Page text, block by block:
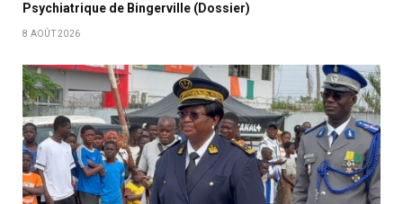
Psychiatrique de Bingerville (Dossier)
8 AOÛT 2026